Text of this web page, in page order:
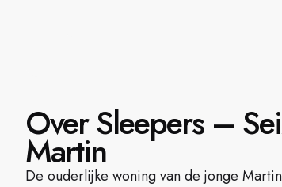
Over Sleepers –
Martin
De ouderlijke woning van de jonge